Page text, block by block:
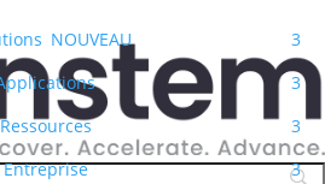
NOUVEAU
3
3
Ressources
3
Entreprise
3